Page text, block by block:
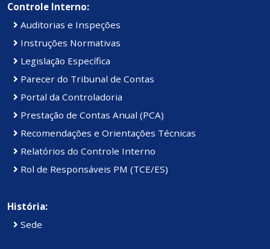
Controle Interno:
Auditorias e Inspeções
Instruções Normativas
Legislação Específica
Parecer do Tribunal de Contas
Portal da Controladoria
Prestação de Contas Anual (PCA)
Recomendações e Orientações Técnicas
Relatórios do Controle Interno
Rol de Responsáveis PM (TCE/ES)
História:
Sede